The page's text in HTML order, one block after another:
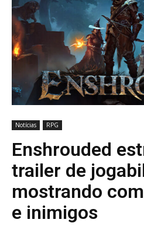
Notícias RPG
Enshrouded
trailer de
mostrando
e inimigos